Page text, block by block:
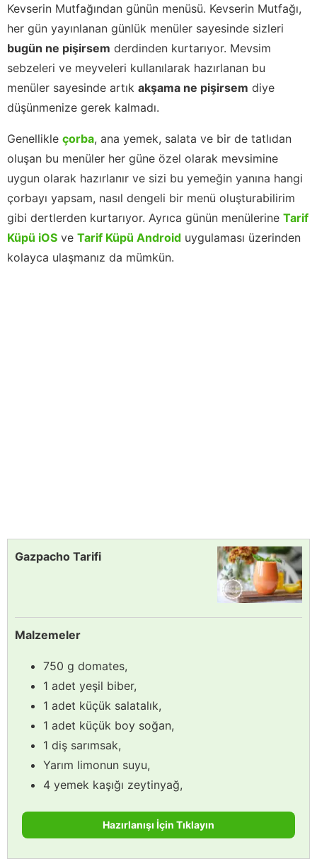
Kevserin Mutfağından günün menüsü. Kevserin Mutfağı,
her gün yayınlanan günlük menüler sayesinde sizleri
bugün ne pişirsem derdinden kurtarıyor. Mevsim
sebzeleri ve meyveleri kullanılarak hazırlanan bu
menüler sayesinde artık akşama ne pişirsem diye
düşünmenize gerek kalmadı.
Genellikle çorba, ana yemek, salata ve bir de tatlıdan
oluşan bu menüler her güne özel olarak mevsimine
uygun olarak hazırlanır ve sizi bu yemeğin yanına hangi
çorbayı yapsam, nasıl dengeli bir menü oluşturabilirim
gibi dertlerden kurtarıyor. Ayrıca günün menülerine Tarif
Küpü iOS ve Tarif Küpü Android uygulaması üzerinden
kolayca ulaşmanız da mümkün.
Gazpacho Tarifi
Malzemeler
750 g domates,
1 adet yeşil biber,
1 adet küçük salatalık,
1 adet küçük boy soğan,
1 diş sarımsak,
Yarım limonun suyu,
4 yemek kaşığı zeytinyağ,
Hazırlanışı İçin Tıklayın